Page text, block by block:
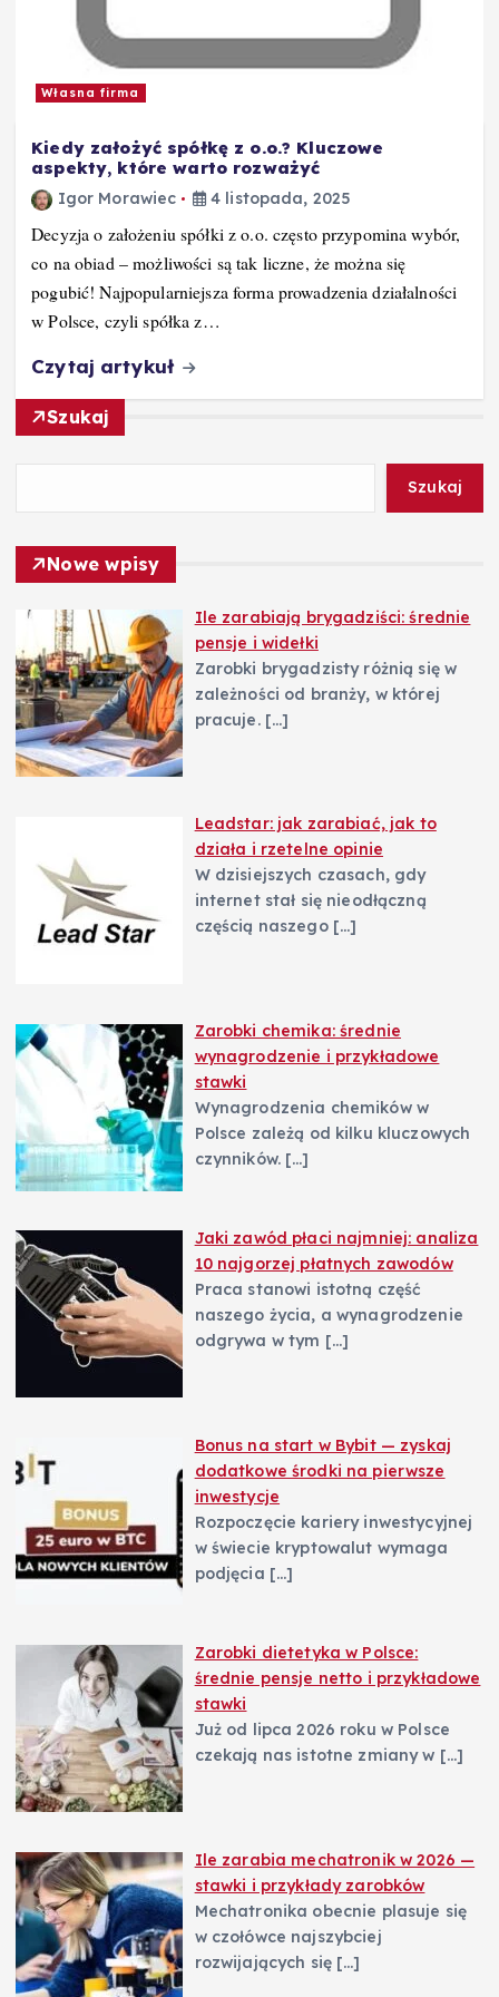
Własna firma
Kiedy założyć spółkę z o.o.? Kluczowe
aspekty, które warto rozważyć
Igor Morawiec 4 listopada, 2025
Decyzja o założeniu spółki z o.o. często przypomina wybór,
co na obiad – możliwości są tak liczne, że można się
pogubić! Najpopularniejsza forma prowadzenia działalności
w Polsce, czyli spółka z…
Czytaj artykuł
Szukaj
Szukaj
Nowe wpisy
Ile zarabiają brygadziści: średnie
pensje i widełki
Zarobki brygadzisty różnią się w
zależności od branży, w której
pracuje. […]
Leadstar: jak zarabiać, jak to
działa i rzetelne opinie
W dzisiejszych czasach, gdy
internet stał się nieodłączną
częścią naszego […]
Zarobki chemika: średnie
wynagrodzenie i przykładowe
stawki
Wynagrodzenia chemików w
Polsce zależą od kilku kluczowych
czynników. […]
Jaki zawód płaci najmniej: analiza
10 najgorzej płatnych zawodów
Praca stanowi istotną część
naszego życia, a wynagrodzenie
odgrywa w tym […]
Bonus na start w Bybit — zyskaj
dodatkowe środki na pierwsze
inwestycje
Rozpoczęcie kariery inwestycyjnej
w świecie kryptowalut wymaga
podjęcia […]
Zarobki dietetyka w Polsce:
średnie pensje netto i przykładowe
stawki
Już od lipca 2026 roku w Polsce
czekają nas istotne zmiany w […]
Ile zarabia mechatronik w 2026 —
stawki i przykłady zarobków
Mechatronika obecnie plasuje się
w czołówce najszybciej
rozwijających się […]